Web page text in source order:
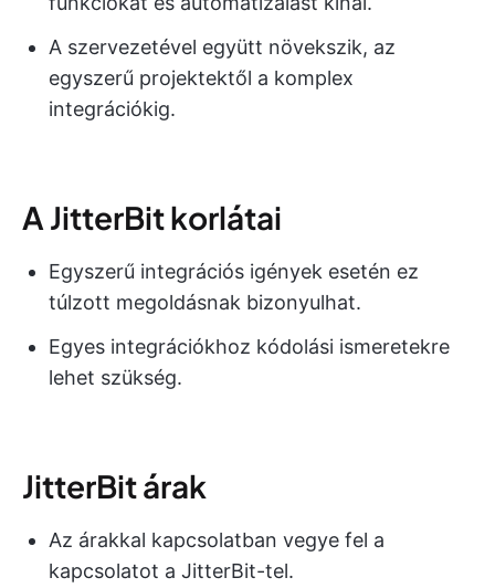
A szervezetével együtt növekszik, az
egyszerű projektektől a komplex
integrációkig.
A JitterBit korlátai
Egyszerű integrációs igények esetén ez
túlzott megoldásnak bizonyulhat.
Egyes integrációkhoz kódolási ismeretekre
lehet szükség.
JitterBit árak
Az árakkal kapcsolatban vegye fel a
kapcsolatot a JitterBit-tel.